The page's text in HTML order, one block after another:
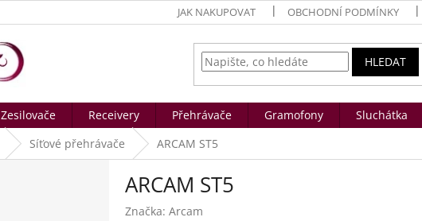
JAK NAKUPOVAT OBCHODNÍ PODMÍNKY
HLEDAT
Zesilovače Receivery Přehrávače Gramofony Sluchátka
Síťové přehrávače ARCAM ST5
ARCAM ST5
Značka: Arcam